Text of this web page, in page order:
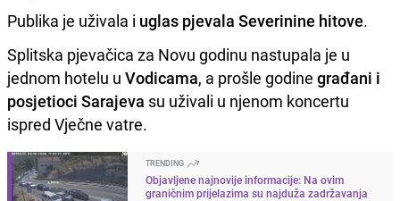
Publika je uživala i uglas pjevala Severinine hitove.
Splitska pjevačica za Novu godinu nastupala je u
jednom hotelu u Vodicama, a prošle godine građani i
posjetioci Sarajeva su uživali u njenom koncertu
ispred Vječne vatre.
TRENDING
Objavljene najnovije informacije: Na ovim
graničnim prijelazima su najduža zadržavanja